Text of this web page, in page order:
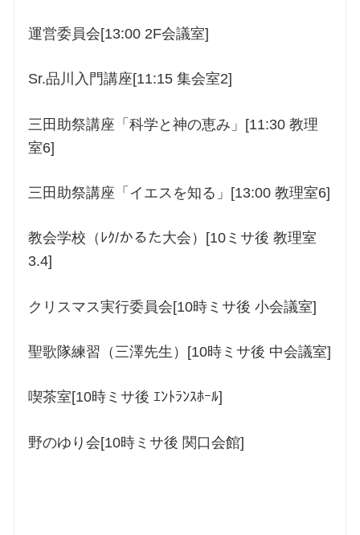
運営委員会[13:00 2F会議室]
Sr.品川入門講座[11:15 集会室2]
三田助祭講座「科学と神の恵み」[11:30 教理
室6]
三田助祭講座「イエスを知る」[13:00 教理室6]
教会学校（ﾚｸ/かるた大会）[10ミサ後 教理室
3.4]
クリスマス実行委員会[10時ミサ後 小会議室]
聖歌隊練習（三澤先生）[10時ミサ後 中会議室]
喫茶室[10時ミサ後 ｴﾝﾄﾗﾝｽﾎｰﾙ]
野のゆり会[10時ミサ後 関口会館]